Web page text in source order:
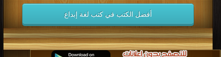
أفضل الكتب في كتب لغة إبداع